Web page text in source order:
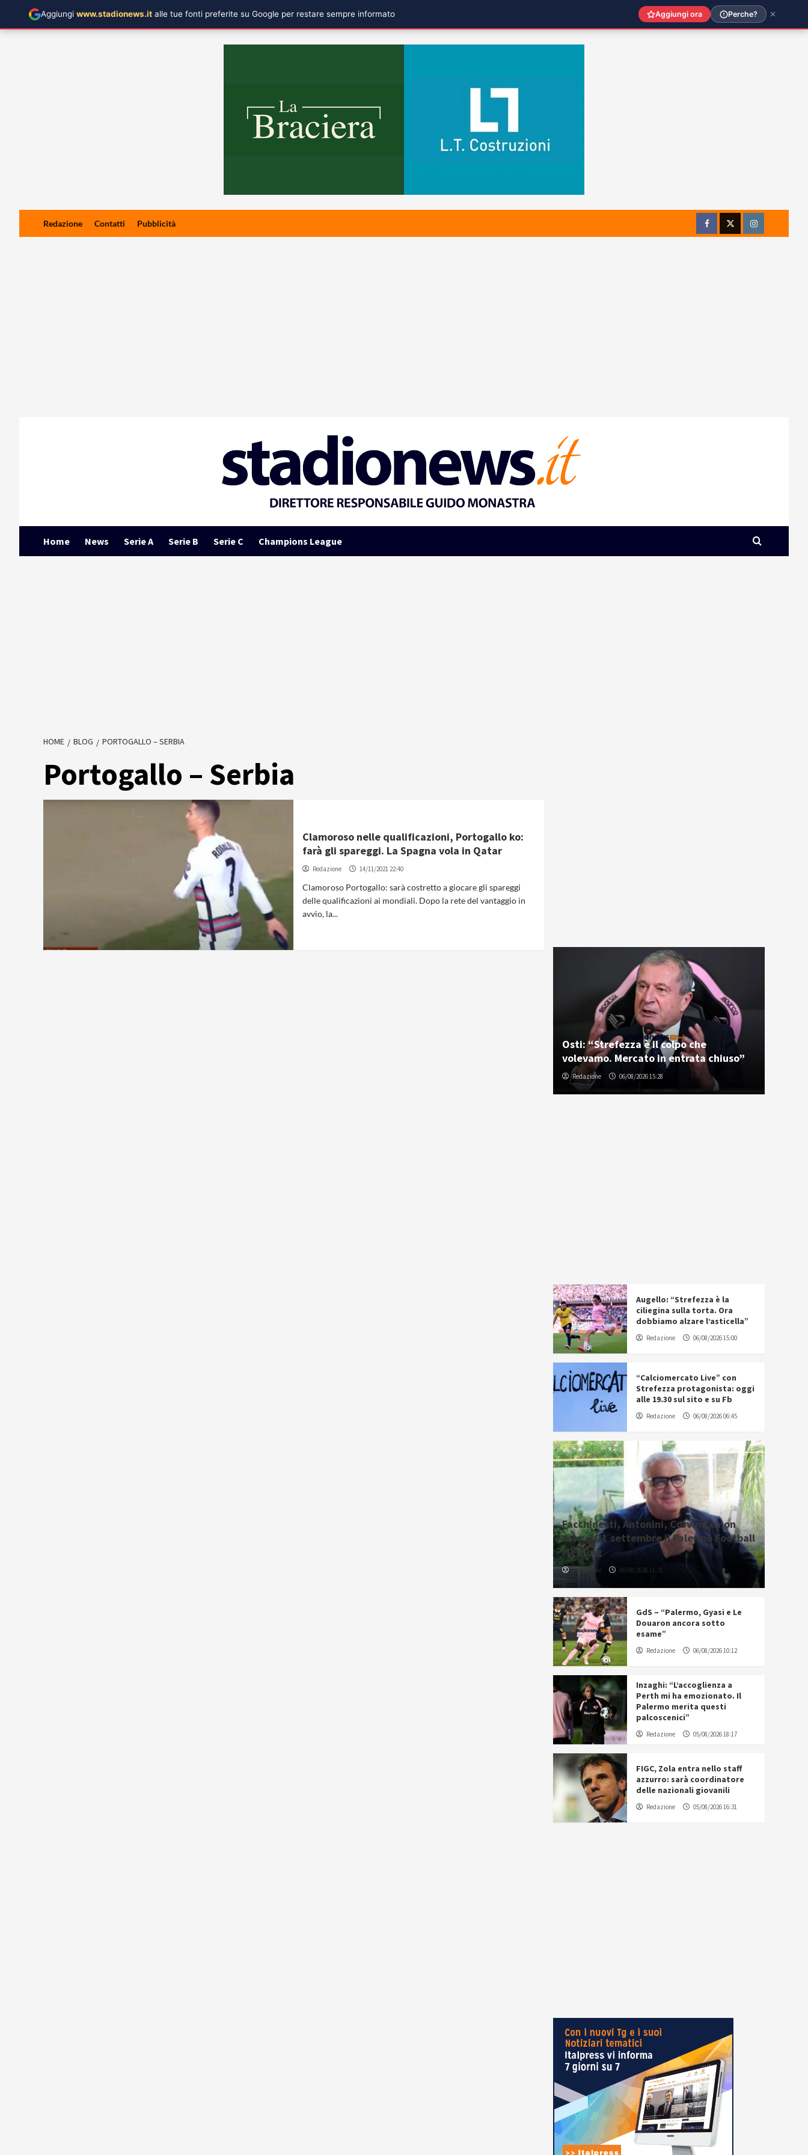
Redazione Contatti Pubblicità
FacebookTwitterInstagram
Home News Serie A Serie B Serie C Champions League
HOME BLOG PORTOGALLO – SERBIA
Portogallo – Serbia
Clamoroso nelle qualificazioni, Portogallo ko:
farà gli spareggi. La Spagna vola in Qatar
Redazione 14/11/2021 22:40
Clamoroso Portogallo: sarà costretto a giocare gli spareggi
delle qualificazioni ai mondiali. Dopo la rete del vantaggio in
avvio, la...
Osti: “Strefezza è il colpo che
volevamo. Mercato in entrata chiuso”
Redazione 06/08/2026 15:28
Augello: “Strefezza è la
ciliegina sulla torta. Ora
dobbiamo alzare l’asticella”
Redazione 06/08/2026 15:00
“Calciomercato Live” con
Strefezza protagonista: oggi
alle 19.30 sul sito e su Fb
Redazione 06/08/2026 06:45
Facchinetti, Antonini, Corvino e non
solo: il 21 settembre il Palermo Football
Meeting
Redazione 06/08/2026 11:31
GdS – “Palermo, Gyasi e Le
Douaron ancora sotto
esame”
Redazione 06/08/2026 10:12
Inzaghi: “L’accoglienza a
Perth mi ha emozionato. Il
Palermo merita questi
palcoscenici”
Redazione 05/08/2026 18:17
FIGC, Zola entra nello staff
azzurro: sarà coordinatore
delle nazionali giovanili
Redazione 05/08/2026 16:31
Aggiungi www.stadionews.it alle tue fonti preferite su Google per restare sempre informato Aggiungi ora Perche?